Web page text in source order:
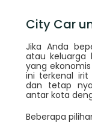
City Car
Jika Anda
atau keluarga
yang
ini terkenal irit
dan tetap
antar kota
Beberapa